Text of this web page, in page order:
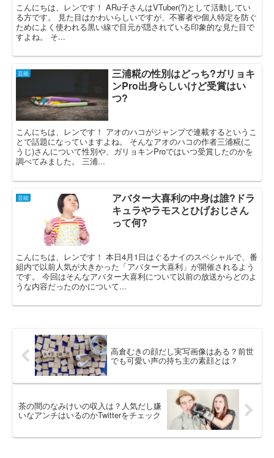
こんにちは、レンです！ ARu子さんはVTuber(?)として活動してい
る方です。 見た目はかわいらしいですが、不審者や個人特定を防ぐ
ためによく使われる黒い線で目元が隠されている印象的な見た目で
すよね。 そ...
芸能
三浦糀の性別はどっち?ガリョキ
ンPro出身らしいけど受賞はい
つ?
こんにちは、レンです！ アオのハコがジャンプで連載するというこ
とで話題になっていますよね。 そんなアオのハコの作者三浦糀(こ
うじ)さんについて性別や、ガリョキンProではいつ受賞したのかを
調べてみました。 三浦...
芸能
アバター大喜利の中身は誰?ドラ
キュラやラモスとひげおじさん
って何?
こんにちは、レンです！ 本日4月1日はぐるナイのスペシャルで、番
組内で以前人気が大きかった「アバター大喜利」が開催されるよう
です。 今回はそんなアバター大喜利について以前の放送からどのよ
うな内容だったのかについて...
高倉むきの顔だし実写画像はある？前世
でも可愛い声の持ち主の素顔とは？
茶の間のなみけいの収入は？人気だし嫌
いなアンチはいるのかTwitterをチェック